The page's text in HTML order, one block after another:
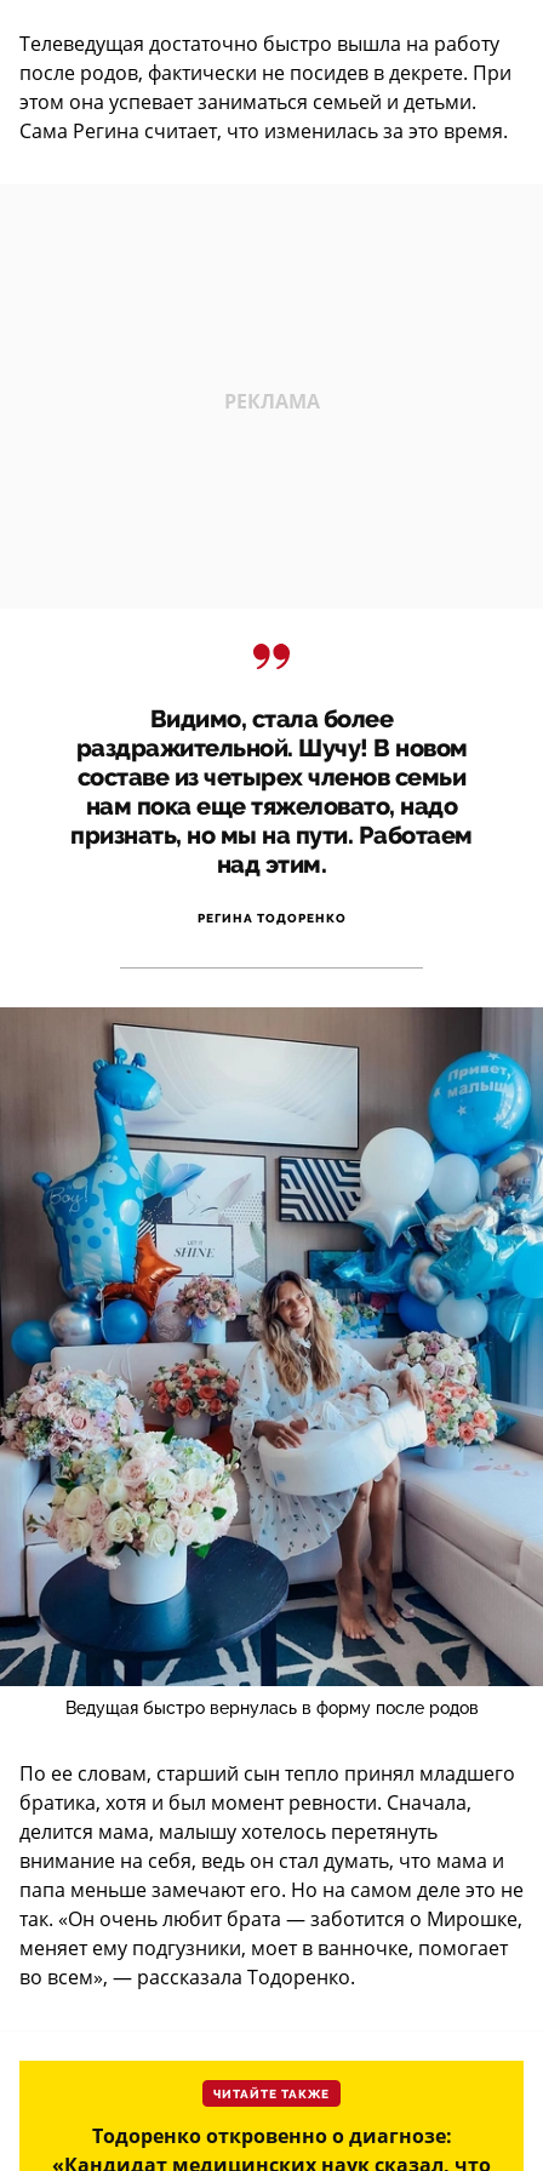
Телеведущая достаточно быстро вышла на работу
после родов, фактически не посидев в декрете. При
этом она успевает заниматься семьей и детьми.
Сама Регина считает, что изменилась за это время.
Видимо, стала более
раздражительной. Шучу! В новом
составе из четырех членов семьи
нам пока еще тяжеловато, надо
признать, но мы на пути. Работаем
над этим.
РЕГИНА ТОДОРЕНКО
Ведущая быстро вернулась в форму после родов
По ее словам, старший сын тепло принял младшего
братика, хотя и был момент ревности. Сначала,
делится мама, малышу хотелось перетянуть
внимание на себя, ведь он стал думать, что мама и
папа меньше замечают его. Но на самом деле это не
так. «Он очень любит брата — заботится о Мирошке,
меняет ему подгузники, моет в ванночке, помогает
во всем», — рассказала Тодоренко.
ЧИТАЙТЕ ТАКЖЕ
Тодоренко откровенно о диагнозе:
«Кандидат медицинских наук сказал, что